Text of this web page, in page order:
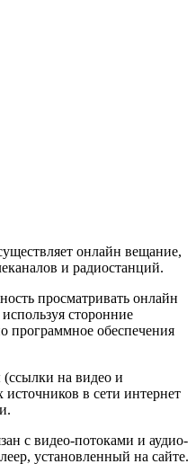
онлайн вещание,
и радиостанций.
просматривать онлайн
сторонние
программное обеспечения
на видео и
в сети интернет
с видео-потоками и аудио-
установленный на сайте.